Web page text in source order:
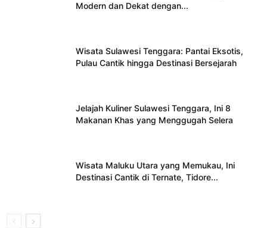
Modern dan Dekat dengan...
Wisata Sulawesi Tenggara: Pantai Eksotis,
Pulau Cantik hingga Destinasi Bersejarah
Jelajah Kuliner Sulawesi Tenggara, Ini 8
Makanan Khas yang Menggugah Selera
Wisata Maluku Utara yang Memukau, Ini
Destinasi Cantik di Ternate, Tidore...